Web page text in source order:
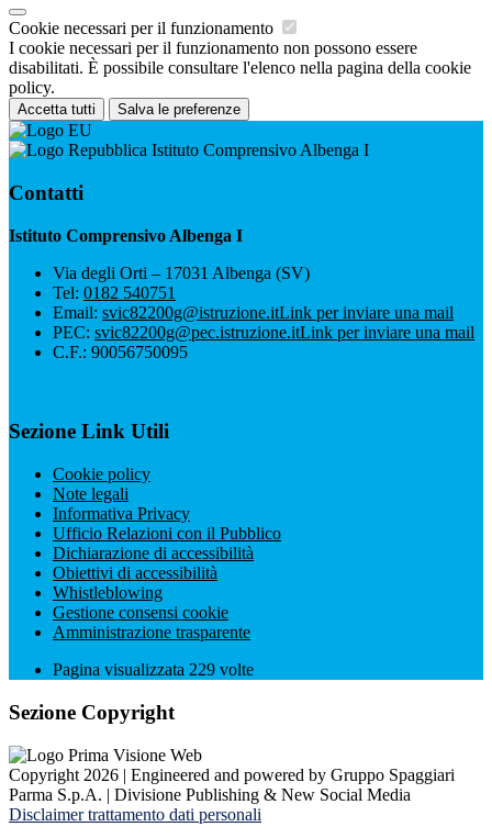
Cookie necessari per il funzionamento
I cookie necessari per il funzionamento non possono essere
disabilitati. È possibile consultare l'elenco nella pagina della cookie
policy.
Accetta tutti Salva le preferenze
Istituto Comprensivo Albenga I
Contatti
Istituto Comprensivo Albenga I
Via degli Orti – 17031 Albenga (SV)
Tel: 0182 540751
Email: svic82200g@istruzione.itLink per inviare una mail
PEC: svic82200g@pec.istruzione.itLink per inviare una mail
C.F.: 90056750095
Sezione Link Utili
Cookie policy
Note legali
Informativa Privacy
Ufficio Relazioni con il Pubblico
Dichiarazione di accessibilità
Obiettivi di accessibilità
Whistleblowing
Gestione consensi cookie
Amministrazione trasparente
Pagina visualizzata 229 volte
Sezione Copyright
Copyright 2026 | Engineered and powered by Gruppo Spaggiari
Parma S.p.A. | Divisione Publishing & New Social Media
Disclaimer trattamento dati personali